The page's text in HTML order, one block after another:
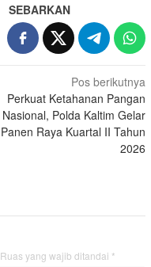
SEBARKAN
Pos berikutnya
Perkuat Ketahanan Pangan
Nasional, Polda Kaltim Gelar
Panen Raya Kuartal II Tahun
2026
Ruas yang wajib ditandai *